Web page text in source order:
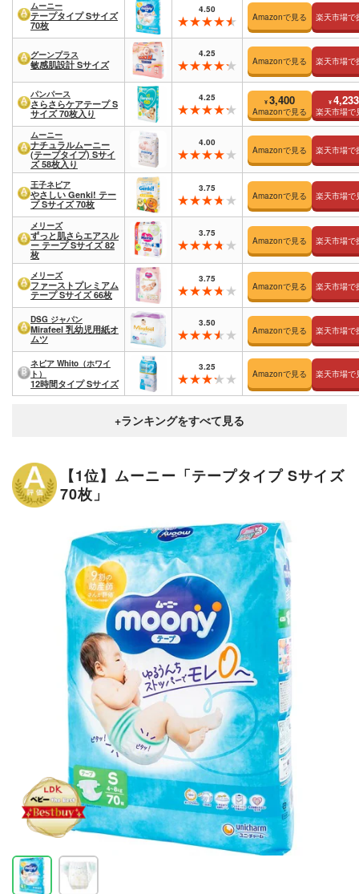
ムーニー
テープタイプ Sサイズ
70枚
4.50
Amazonで見る 楽天市場で
グーンプラス
敏感肌設計 Sサイズ
4.25
Amazonで見る 楽天市場で
パンパース
さらさらケアテープ S
サイズ 70枚入り
4.25 ¥ 3,400
Amazonで見る
¥ 4,233
楽天市場で
ムーニー
ナチュラルムーニー
(テープタイプ) Sサイ
ズ 58枚入り
4.00
Amazonで見る 楽天市場で
王子ネピア
やさしい Genki! テー
プ Sサイズ 70枚
3.75
Amazonで見る 楽天市場で
メリーズ
ずっと肌さらエアスル
ー テープ Sサイズ 82
枚
3.75
Amazonで見る 楽天市場で
メリーズ
ファーストプレミアム
テープ Sサイズ 66枚
3.75
Amazonで見る 楽天市場で
DSG ジャパン
Mirafeel 乳幼児用紙オ
ムツ
3.50
Amazonで見る 楽天市場で
ネピア Whito（ホワイ
ト）
12時間タイプ Sサイズ
3.25
Amazonで見る 楽天市場で
【1位】ムーニー「テープタイプ Sサイズ
70枚」